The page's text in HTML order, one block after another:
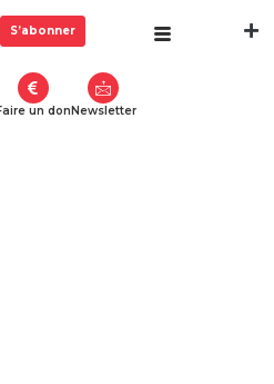
S’abonner
un donNewsletter